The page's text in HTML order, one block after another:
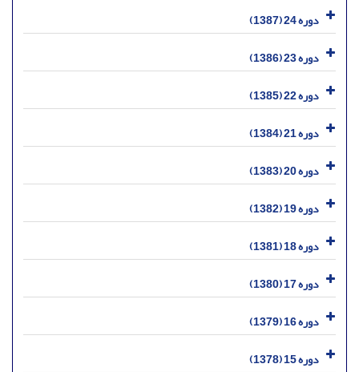
دوره 24 (1387)
دوره 23 (1386)
دوره 22 (1385)
دوره 21 (1384)
دوره 20 (1383)
دوره 19 (1382)
دوره 18 (1381)
دوره 17 (1380)
دوره 16 (1379)
دوره 15 (1378)